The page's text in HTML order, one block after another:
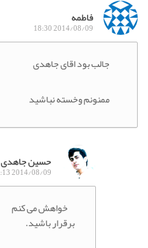
فاطمه
2014/08/09 18:30
جالب بود اقای جاهدی
ممنونم وخسته نباشید
حسین جاهدی
2014/08/09 23:13
خواهش می کنم
برقرار باشید.